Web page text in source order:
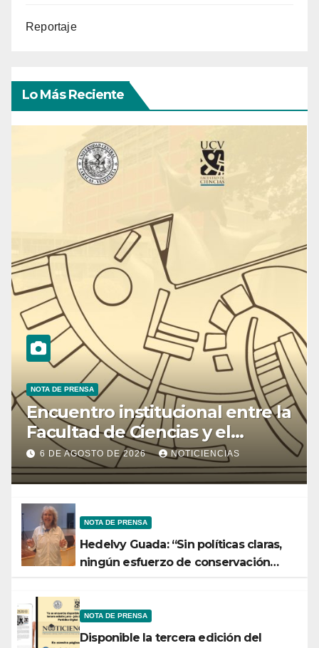
Reportaje
Lo Más Reciente
NOTA DE PRENSA
Encuentro institucional entre la
Facultad de Ciencias y el
Ministerio de Ciencia y
Tecnología
6 DE AGOSTO DE 2026 NOTICIENCIAS
NOTA DE PRENSA
Hedelvy Guada: “Sin políticas claras,
ningún esfuerzo de conservación
NOTA DE PRENSA
Disponible la tercera edición del